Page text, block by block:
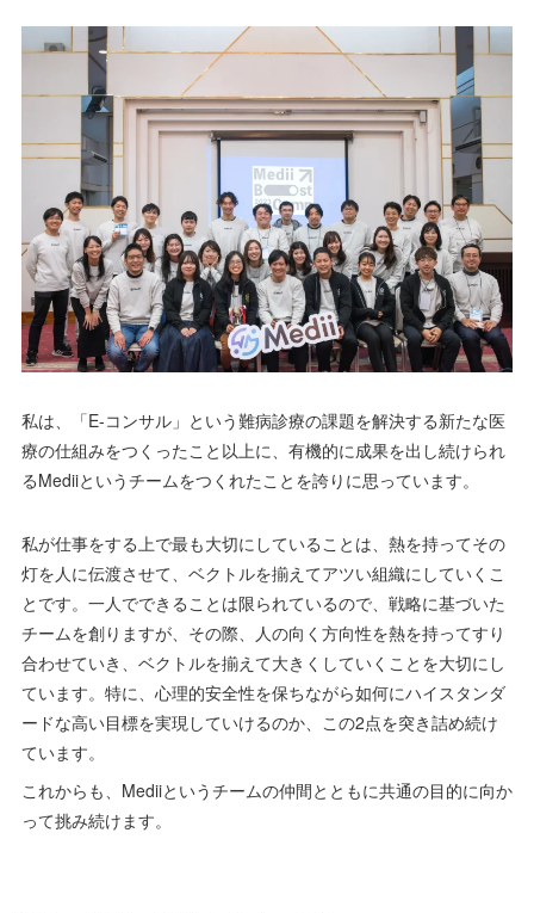
私は、「E-コンサル」という難病診療の課題を解決する新たな医
療の仕組みをつくったこと以上に、有機的に成果を出し続けられ
るMediiというチームをつくれたことを誇りに思っています。
私が仕事をする上で最も大切にしていることは、熱を持ってその
灯を人に伝渡させて、ベクトルを揃えてアツい組織にしていくこ
とです。一人でできることは限られているので、戦略に基づいた
チームを創りますが、その際、人の向く方向性を熱を持ってすり
合わせていき、ベクトルを揃えて大きくしていくことを大切にし
ています。特に、心理的安全性を保ちながら如何にハイスタンダ
ードな高い目標を実現していけるのか、この2点を突き詰め続け
ています。
これからも、Mediiというチームの仲間とともに共通の目的に向か
って挑み続けます。